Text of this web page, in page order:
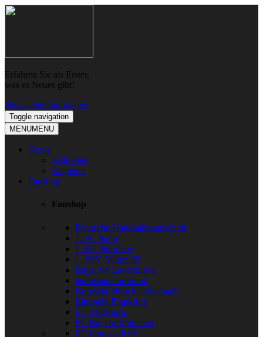
Skip
Skip
Erfahren Sie als Erster,
was es Neues gibt!
Newsletter abonnieren
Toggle navigation
MENUMENU
News
Aktuelles
Ratgeber
Fanshop
Fanshop
Deutsche Nationalmannschaft
1. FC Köln
1. FC Nürnberg
1. FSV Mainz 05
Bayer 04 Leverkusen
Borussia Dortmund
Borussia Mönchengladbach
Eintracht Frankfurt
FC Augsburg
FC Bayern München
FC Ingolstadt 04